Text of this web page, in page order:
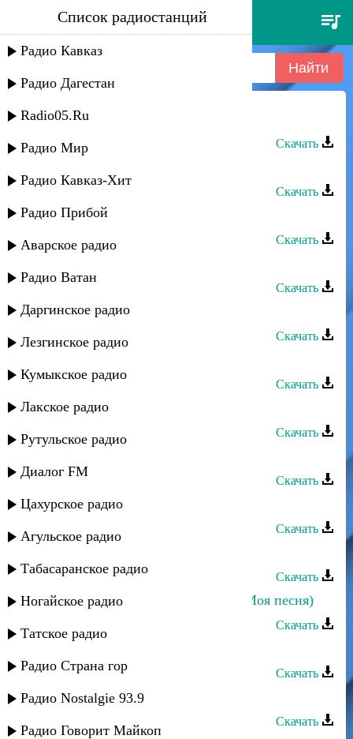
аминат махаева - розы
Список радиостанций
Радио Кавказ
Радио Дагестан
Radio05.Ru
Радио Мир
Радио Кавказ-Хит
Радио Прибой
Аварское радио
Радио Ватан
Даргинское радио
Лезгинское радио
Кумыкское радио
Лакское радио
Рутульское радио
Диалог FM
Цахурское радио
Агульское радио
Табасаранское радио
Ногайское радио
Татское радио
Радио Страна гор
Радио Nostalgie 93.9
Радио Говорит Майкоп
Аминат Махаева - Розы
Скачать
Скачать
Зайнаб Махаева - О тебе я думаю
Скачать
Скачать
Ибрагим Тагиров - Розы
Скачать
Скачать
Зайнаб Махаева - Вернись
Скачать
Скачать
Зайнаб Махаева - Пою для тебя
Скачать
Скачать
Зайнаб Махаева - Чала риштуда (Моя песня)
Скачать
Скачать
Зайнаб Махаева - Мечта
Скачать